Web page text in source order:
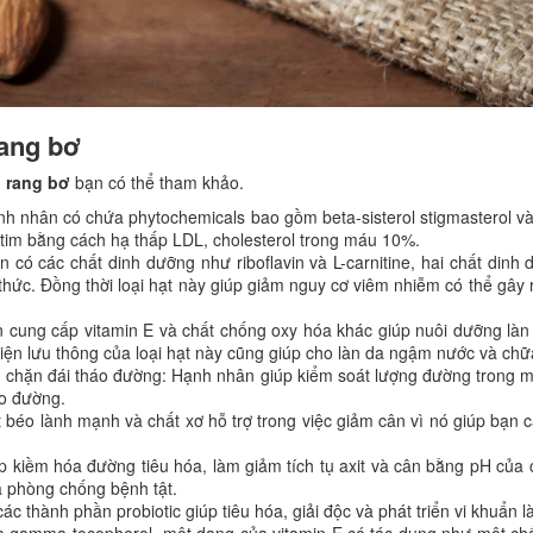
bơ
rang bơ bạn có thể tham khảo.
nhân có chứa phytochemicals bao gồm beta-sisterol stigmasterol
bằng cách hạ thấp LDL, cholesterol trong máu 10%.
có các chất dinh dưỡng như riboflavin và L-carnitine, hai chất
Đồng thời loại hạt này giúp giảm nguy cơ viêm nhiễm có thể
cấp vitamin E và chất chống oxy hóa khác giúp nuôi dưỡng
lưu thông của loại hạt này cũng giúp cho làn da ngậm nước và
đái tháo đường: Hạnh nhân giúp kiểm soát lượng đường trong
đường.
lành mạnh và chất xơ hỗ trợ trong việc giảm cân vì nó giúp bạn
kiềm hóa đường tiêu hóa, làm giảm tích tụ axit và cân bằng pH
chống bệnh tật.
thành phần probiotic giúp tiêu hóa, giải độc và phát triển vi khuẩn